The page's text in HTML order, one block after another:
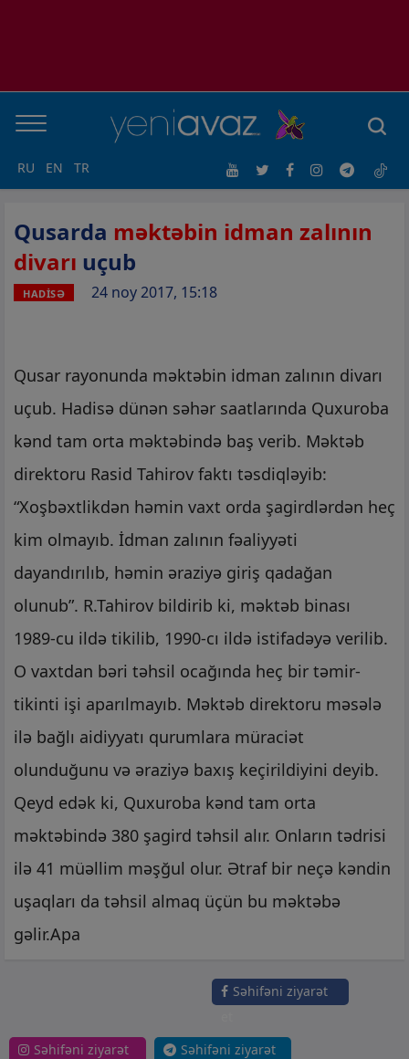
RU EN TR
Qusarda məktəbin idman zalının
divarı uçub
HADİSƏ 24 noy 2017, 15:18
Qusar rayonunda məktəbin idman zalının divarı
uçub. Hadisə dünən səhər saatlarında Quxuroba
kənd tam orta məktəbində baş verib. Məktəb
direktoru Rasid Tahirov faktı təsdiqləyib:
“Xoşbəxtlikdən həmin vaxt orda şagirdlərdən heç
kim olmayıb. İdman zalının fəaliyyəti
dayandırılıb, həmin əraziyə giriş qadağan
olunub”. R.Tahirov bildirib ki, məktəb binası
1989-cu ildə tikilib, 1990-cı ildə istifadəyə verilib.
O vaxtdan bəri təhsil ocağında heç bir təmir-
tikinti işi aparılmayıb. Məktəb direktoru məsələ
ilə bağlı aidiyyatı qurumlara müraciət
olunduğunu və əraziyə baxış keçirildiyini deyib.
Qeyd edək ki, Quxuroba kənd tam orta
məktəbində 380 şagird təhsil alır. Onların tədrisi
ilə 41 müəllim məşğul olur. Ətraf bir neçə kəndin
uşaqları da təhsil almaq üçün bu məktəbə
gəlir.Apa
Səhifəni ziyarət
Səhifəni ziyarət
Səhifəni ziyarət